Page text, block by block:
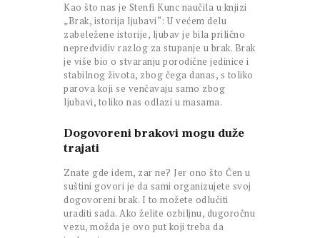
Kao što nas je Stenfi Kunc naučila u knjizi
„Brak, istorija ljubavi“: U većem delu
zabeležene istorije, ljubav je bila prilično
nepredvidiv razlog za stupanje u brak. Brak
je više bio o stvaranju porodične jedinice i
stabilnog života, zbog čega danas, s toliko
parova koji se venčavaju samo zbog
ljubavi, toliko nas odlazi u masama.
Dogovoreni brakovi mogu duže
trajati
Znate gde idem, zar ne? Jer ono što Čen u
suštini govori je da sami organizujete svoj
dogovoreni brak. I to možete odlučiti
uraditi sada. Ako želite ozbiljnu, dugoročnu
vezu, možda je ovo put koji treba da